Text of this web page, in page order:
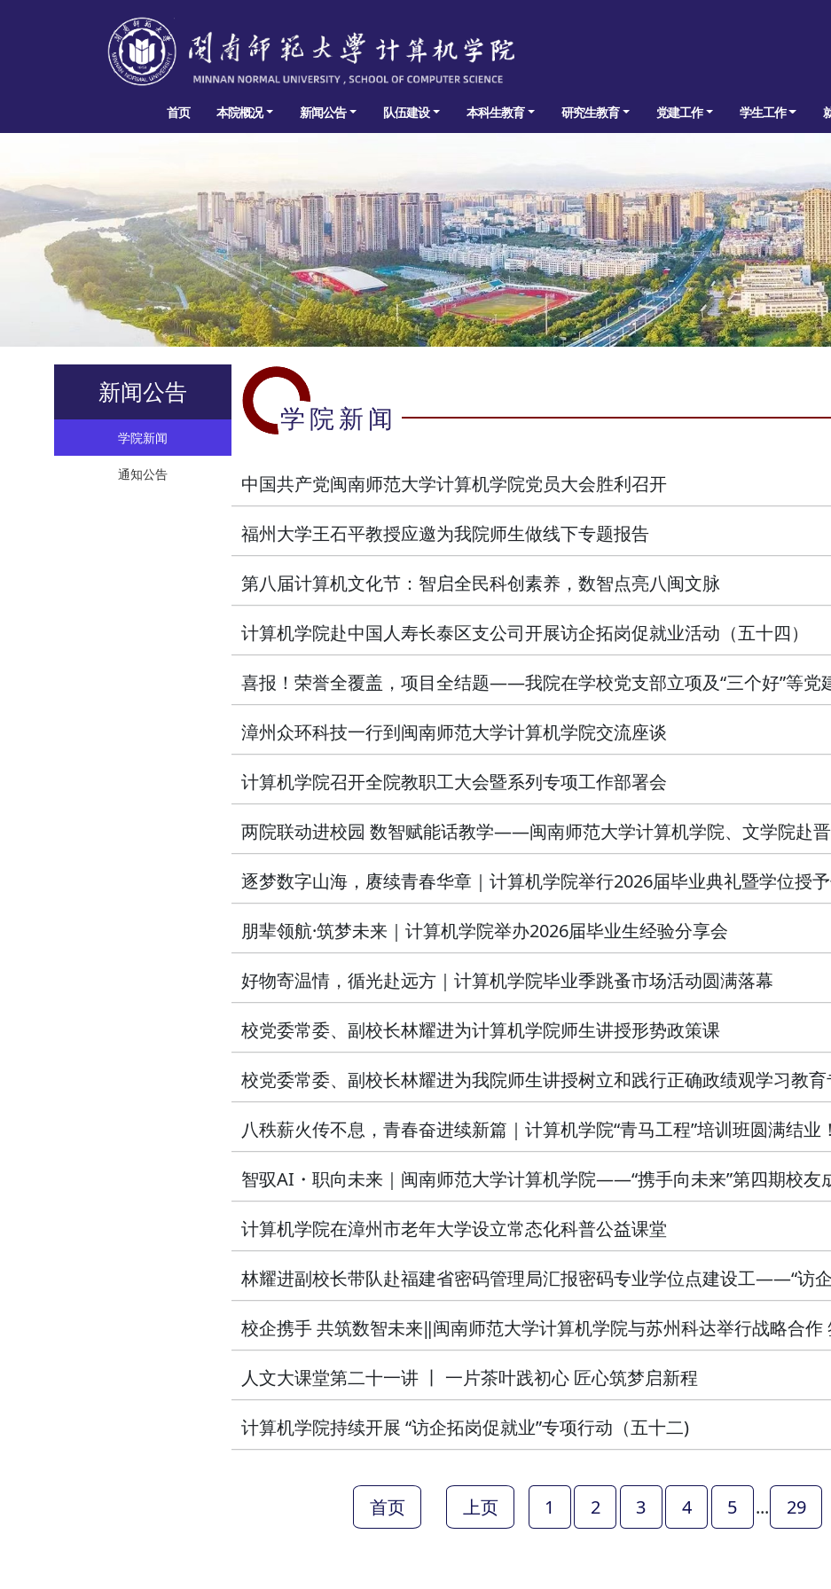
首页 本院概况 新闻公告 队伍建设 本科生教育 研究生教育 党建工作 学生工作
新闻公告
学院新闻
通知公告
学院新闻
中国共产党闽南师范大学计算机学院党员大会胜利召开
福州大学王石平教授应邀为我院师生做线下专题报告
第八届计算机文化节：智启全民科创素养，数智点亮八闽文脉
计算机学院赴中国人寿长泰区支公司开展访企拓岗促就业活动（五十四）
喜报！荣誉全覆盖，项目全结题——我院在学校党支部立项及“三个好”等党
漳州众环科技一行到闽南师范大学计算机学院交流座谈
计算机学院召开全院教职工大会暨系列专项工作部署会
两院联动进校园 数智赋能话教学——闽南师范大学计算机学院、文学院赴
逐梦数字山海，赓续青春华章｜计算机学院举行2026届毕业典礼暨学位授
朋辈领航·筑梦未来｜计算机学院举办2026届毕业生经验分享会
好物寄温情，循光赴远方｜计算机学院毕业季跳蚤市场活动圆满落幕
校党委常委、副校长林耀进为计算机学院师生讲授形势政策课
校党委常委、副校长林耀进为我院师生讲授树立和践行正确政绩观学习教
八秩薪火传不息，青春奋进续新篇｜计算机学院“青马工程”培训班圆满结业！
智驭AI・职向未来｜闽南师范大学计算机学院——“携手向未来”第四期校友
计算机学院在漳州市老年大学设立常态化科普公益课堂
林耀进副校长带队赴福建省密码管理局汇报密码专业学位点建设工——“访
校企携手 共筑数智未来‖闽南师范大学计算机学院与苏州科达举行战略合作
人文大课堂第二十一讲 丨 一片茶叶践初心 匠心筑梦启新程
计算机学院持续开展 “访企拓岗促就业”专项行动（五十二)
首页 上页 1 2 3 4 5 ... 29